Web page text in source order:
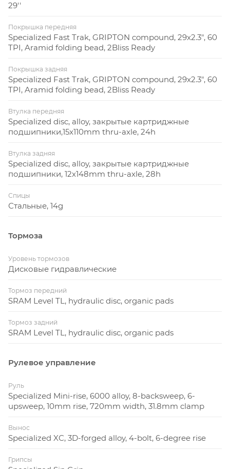
29''
Покрышка передняя
Specialized Fast Trak, GRIPTON compound, 29x2.3", 60
TPI, Aramid folding bead, 2Bliss Ready
Покрышка задняя
Specialized Fast Trak, GRIPTON compound, 29x2.3", 60
TPI, Aramid folding bead, 2Bliss Ready
Втулка передняя
Specialized disc, alloy, закрытые картриджные
подшипники,15x110mm thru-axle, 24h
Втулка задняя
Specialized disc, alloy, закрытые картриджные
подшипники, 12x148mm thru-axle, 28h
Спицы
Стальные, 14g
Тормоза
Уровень тормозов
Дисковые гидравлические
Тормоз передний
SRAM Level TL, hydraulic disc, organic pads
Тормоз задний
SRAM Level TL, hydraulic disc, organic pads
Рулевое управление
Руль
Specialized Mini-rise, 6000 alloy, 8-backsweep, 6-
upsweep, 10mm rise, 720mm width, 31.8mm clamp
Вынос
Specialized XC, 3D-forged alloy, 4-bolt, 6-degree rise
Грипсы